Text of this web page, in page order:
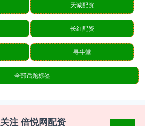
天诚配资
长红配资
寻牛堂
全部话题标签
关注 倍悦网配资